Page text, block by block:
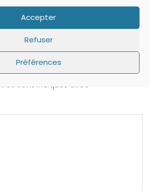
Accepter
Refuser
Préférences
ne sera pas publiée.Les
sont indiqués avec